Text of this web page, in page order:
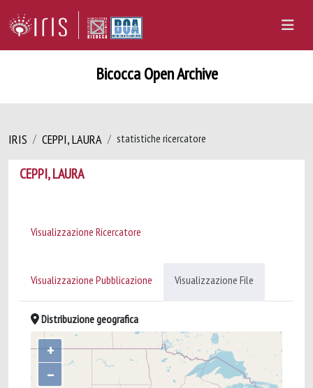
Bicocca Open Archive
IRIS CEPPI, LAURA statistiche ricercatore
CEPPI, LAURA
Visualizzazione Ricercatore
Visualizzazione Pubblicazione Visualizzazione File
Distribuzione geografica
+
–